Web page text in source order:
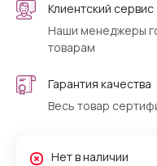
Клиентский сервис
Наши менеджеры
товарам
Гарантия качества
Весь товар
Нет в наличии